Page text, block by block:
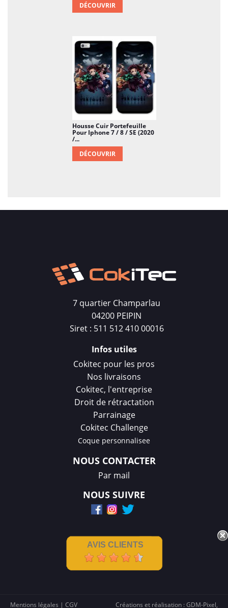
DÉCOUVRIR
Housse Cuir Portefeuille
Pour Iphone 7 / 8 / SE (2020
/...
DÉCOUVRIR
7 quartier Champarlau
04200 PEIPIN
Siret : 511 512 410 00016
Infos utiles
Cokitec pour les pros
Nos livraisons
Cokitec, l'entreprise
Droit de rétractation
Parrainage
Cokitec Challenge
Coque personnalisee
NOUS CONTACTER
Par mail
NOUS SUIVRE
AVIS CLIENTS
Mentions légales | CGV Créations et réalisation :GDM-Pixel,